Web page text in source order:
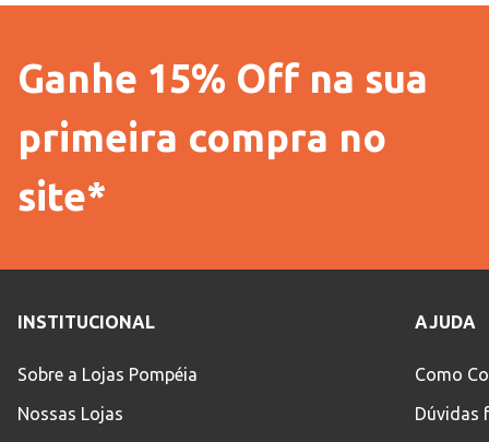
Ganhe 15% Off na sua
primeira compra no
site*
INSTITUCIONAL
Sobre a Lojas Pompéia
Nossas Lojas
AJUDA
Como
Dúvidas